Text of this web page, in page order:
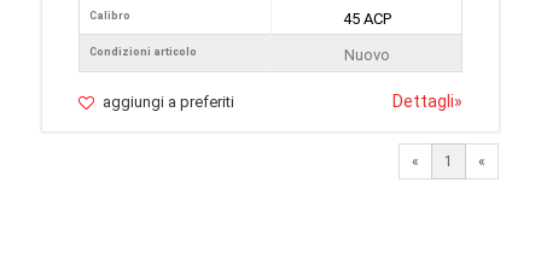
Calibro
Condizioni articolo
45 ACP
Nuovo
aggiungi a preferiti Dettagli»
« 1 «